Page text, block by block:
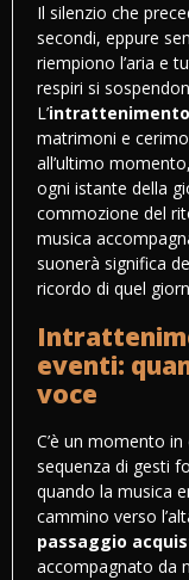
Il silenzio che
secondi, eppure
riempiono l’aria e
respiri si
L’
matrimoni e
all’ultimo
ogni istante della
commozione del
musica
suonerà significa
ricordo di quel
eventi:
voce
C’è un momento
sequenza di gesti
quando la musica
cammino verso
passaggio
accompagnato da